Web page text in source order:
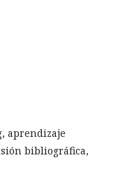
aprendizaje
bibliográfica,